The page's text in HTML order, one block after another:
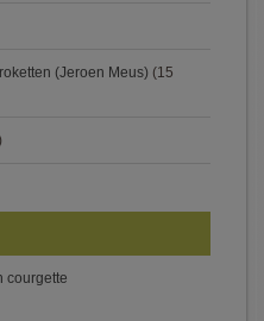
(Jeroen Meus) (15
courgette